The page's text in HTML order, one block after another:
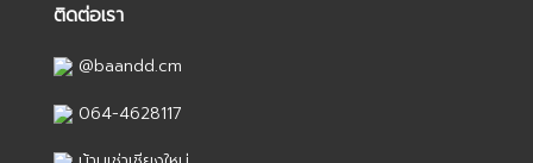
ติดต่อเรา
@baandd.cm
064-4628117